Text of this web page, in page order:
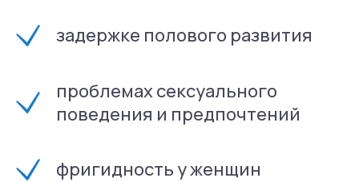
задержке полового развития
проблемах сексуального
поведения и предпочтений
фригидность у женщин
Основные методы
работы